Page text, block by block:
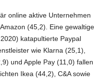
online aktive Unternehmen
(45,2). Eine gewaltige
katapultierte Paypal
wie Klarna (25,1),
und Apple Pay (11,0) fallen
Ikea (44,2), C&A sowie